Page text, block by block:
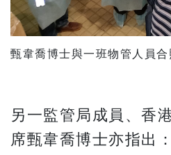
甄韋喬博士與一班物管人員合
另一監管局成員、香
席甄韋喬博士亦指出